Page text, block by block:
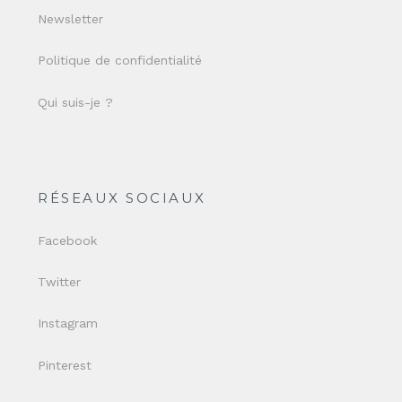
Newsletter
Politique de confidentialité
Qui suis-je ?
RÉSEAUX SOCIAUX
Facebook
Twitter
Instagram
Pinterest